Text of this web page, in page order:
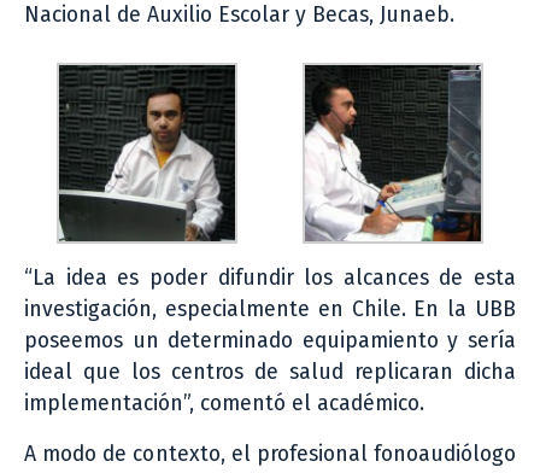
Nacional de Auxilio Escolar y Becas, Junaeb.
“La idea es poder difundir los alcances de esta
investigación, especialmente en Chile. En la UBB
poseemos un determinado equipamiento y sería
ideal que los centros de salud replicaran dicha
implementación”, comentó el académico.
A modo de contexto, el profesional fonoaudiólogo